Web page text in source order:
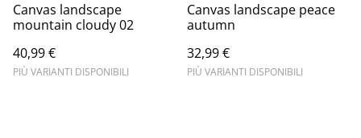
Canvas landscape
mountain cloudy 02
40,99 €
PIÙ VARIANTI DISPONIBILI
Canvas landscape peace
autumn
32,99 €
PIÙ VARIANTI DISPONIBILI